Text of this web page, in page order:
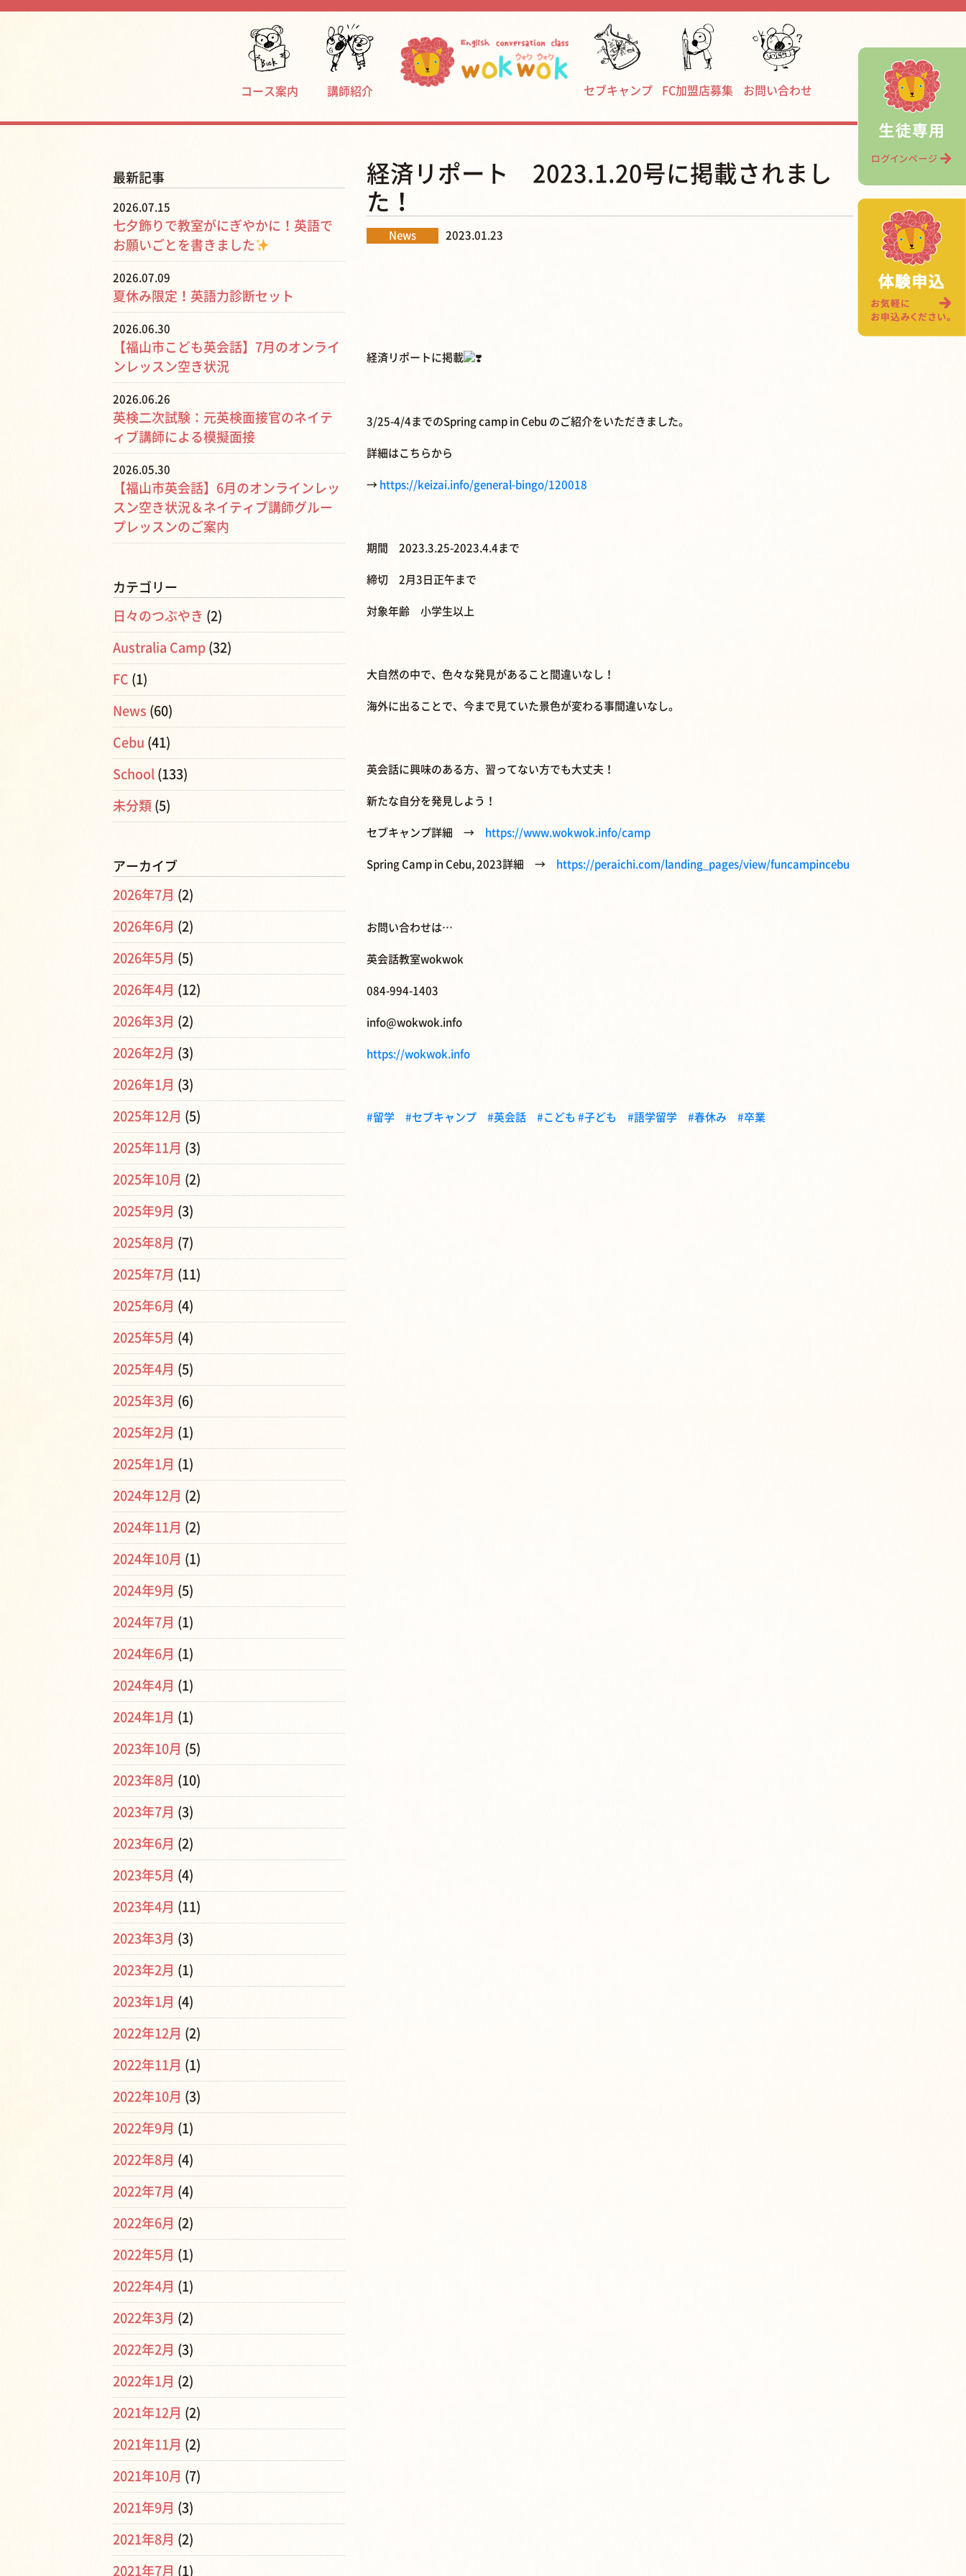
コース案内 講師紹介 セブキャンプ FC加盟店募集 お問い合わせ
経済リポート 2023.1.20号に掲載されまし
た！
News 2023.01.23
経済リポートに掲載
3/25-4/4までのSpring camp in Cebu のご紹介をいただきました。
詳細はこちらから
→ https://keizai.info/general-bingo/120018
期間 2023.3.25-2023.4.4まで
締切 2月3日正午まで
対象年齢 小学生以上
大自然の中で、色々な発見があること間違いなし！
海外に出ることで、今まで見ていた景色が変わる事間違いなし。
英会話に興味のある方、習ってない方でも大丈夫！
新たな自分を発見しよう！
セブキャンプ詳細 → https://www.wokwok.info/camp
Spring Camp in Cebu, 2023詳細 → https://peraichi.com/landing_pages/view/funcampincebu
お問い合わせは…
英会話教室wokwok
084-994-1403
info@wokwok.info
https://wokwok.info
#留学 #セブキャンプ #英会話 #こども #子ども #語学留学 #春休み #卒業
最新記事
2026.07.15
七夕飾りで教室がにぎやかに！英語で
お願いごとを書きました
2026.07.09
夏休み限定！英語力診断セット
2026.06.30
【福山市こども英会話】7月のオンライ
ンレッスン空き状況
2026.06.26
英検二次試験：元英検面接官のネイテ
ィブ講師による模擬面接
2026.05.30
【福山市英会話】6月のオンラインレッ
スン空き状況＆ネイティブ講師グルー
プレッスンのご案内
カテゴリー
日々のつぶやき (2)
Australia Camp (32)
FC (1)
News (60)
Cebu (41)
School (133)
未分類 (5)
アーカイブ
2026年7月 (2)
2026年6月 (2)
2026年5月 (5)
2026年4月 (12)
2026年3月 (2)
2026年2月 (3)
2026年1月 (3)
2025年12月 (5)
2025年11月 (3)
2025年10月 (2)
2025年9月 (3)
2025年8月 (7)
2025年7月 (11)
2025年6月 (4)
2025年5月 (4)
2025年4月 (5)
2025年3月 (6)
2025年2月 (1)
2025年1月 (1)
2024年12月 (2)
2024年11月 (2)
2024年10月 (1)
2024年9月 (5)
2024年7月 (1)
2024年6月 (1)
2024年4月 (1)
2024年1月 (1)
2023年10月 (5)
2023年8月 (10)
2023年7月 (3)
2023年6月 (2)
2023年5月 (4)
2023年4月 (11)
2023年3月 (3)
2023年2月 (1)
2023年1月 (4)
2022年12月 (2)
2022年11月 (1)
2022年10月 (3)
2022年9月 (1)
2022年8月 (4)
2022年7月 (4)
2022年6月 (2)
2022年5月 (1)
2022年4月 (1)
2022年3月 (2)
2022年2月 (3)
2022年1月 (2)
2021年12月 (2)
2021年11月 (2)
2021年10月 (7)
2021年9月 (3)
2021年8月 (2)
2021年7月 (1)